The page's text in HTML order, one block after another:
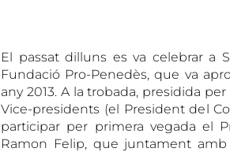
El passat dilluns es va celebrar a
Fundació Pro-Penedès, que va
any 2013. A la trobada, presidida
Vice-presidents (el President del
participar per primera vegada el
Ramon Felip, que juntament